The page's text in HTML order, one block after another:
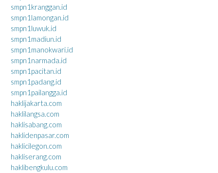
smpn1kranggan.id
smpn1lamongan.id
smpn1luwuk.id
smpn1madiun.id
smpn1manokwari.id
smpn1narmada.id
smpn1pacitan.id
smpn1padang.id
smpn1pailangga.id
haklijakarta.com
haklilangsa.com
haklisabang.com
haklidenpasar.com
haklicilegon.com
hakliserang.com
haklibengkulu.com